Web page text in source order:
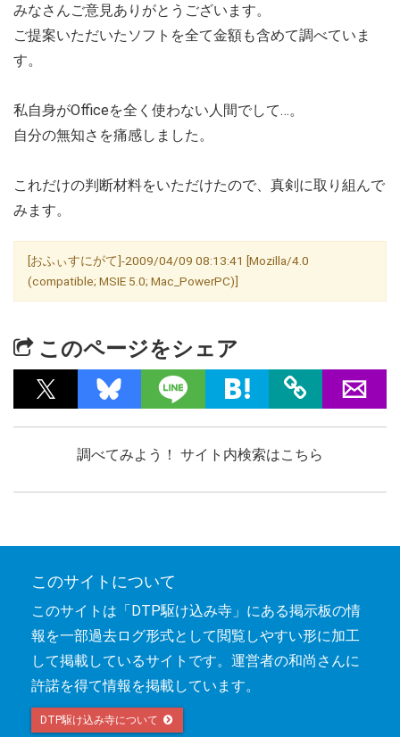
みなさんご意見ありがとうございます。
ご提案いただいたソフトを全て金額も含めて調べていま
す。
私自身がOfficeを全く使わない人間でして…。
自分の無知さを痛感しました。
これだけの判断材料をいただけたので、真剣に取り組んで
みます。
[おふぃすにがて]-2009/04/09 08:13:41 [Mozilla/4.0
(compatible; MSIE 5.0; Mac_PowerPC)]
このページをシェア
調べてみよう！ サイト内検索はこちら
このサイトについて
このサイトは「DTP駆け込み寺」にある掲示板の情
報を一部過去ログ形式として閲覧しやすい形に加工
して掲載しているサイトです。運営者の和尚さんに
許諾を得て情報を掲載しています。
DTP駆け込み寺について